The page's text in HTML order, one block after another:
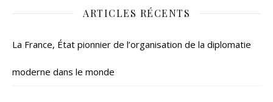
ARTICLES RÉCENTS
La France, État pionnier de l’organisation de la diplomatie
moderne dans le monde